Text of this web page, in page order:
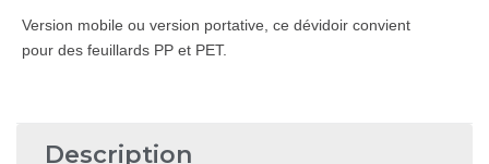
Version mobile ou version portative, ce dévidoir convient
pour des feuillards PP et PET.
Description